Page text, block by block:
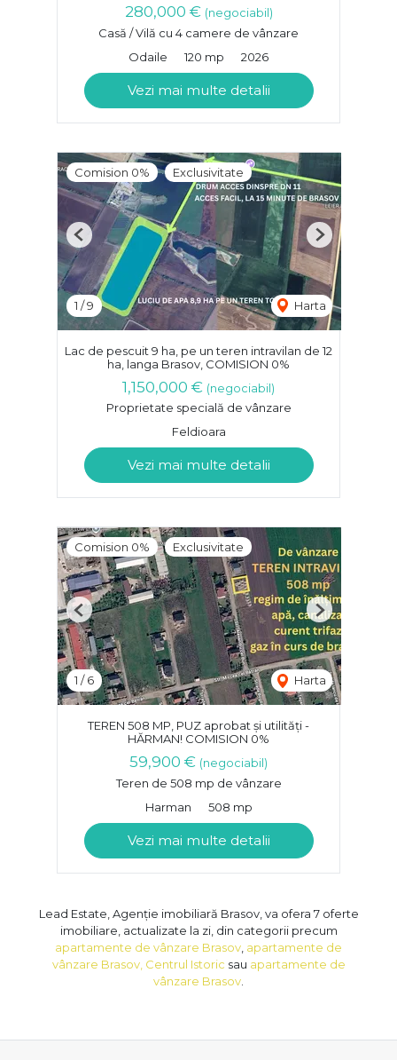
280,000 € (negociabil)
Casă / Vilă cu 4 camere de vânzare
Odaile
120 mp 2026
Vezi mai multe detalii
Comision 0% Exclusivitate
1 /9 Harta
Previous Next
Lac de pescuit 9 ha, pe un teren intravilan de 12
ha, langa Brasov, COMISION 0%
1,150,000 € (negociabil)
Proprietate specială de vânzare
Feldioara
Vezi mai multe detalii
Comision 0% Exclusivitate
1 /6 Harta
Previous Next
TEREN 508 MP, PUZ aprobat și utilități -
HĂRMAN! COMISION 0%
59,900 € (negociabil)
Teren de 508 mp de vânzare
Harman
508 mp
Vezi mai multe detalii
Lead Estate, Agenție imobiliară Brasov, va ofera 7 oferte
imobiliare, actualizate la zi, din categorii precum
apartamente de vânzare Brasov apartamente de
vânzare Brasov, Centrul Istoric sau apartamente de
vânzare Brasov